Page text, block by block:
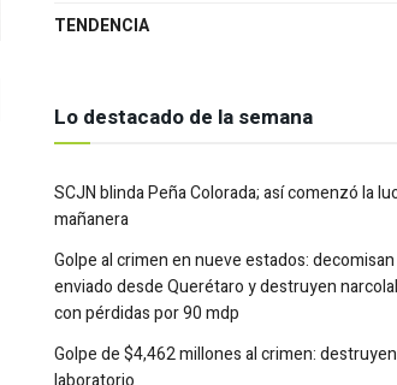
PUEBLA
TENDENCIA
Lo destacado de la semana
SCJN blinda Peña Colorada; así comenzó la
mañanera
Golpe al crimen en nueve estados: decomisan
enviado desde Querétaro y destruyen